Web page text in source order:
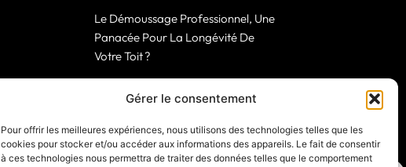
Gérer le consentement
Pour offrir les meilleures expériences, nous utilisons des technologies telles que les
cookies pour stocker et/ou accéder aux informations des appareils. Le fait de consentir
à ces technologies nous permettra de traiter des données telles que le comportement
Le Démoussage Professionnel, Une
Panacée Pour La Longévité De
Votre Toit ?
Quelles Subtilités Distingue Un
Prestation Experte ?